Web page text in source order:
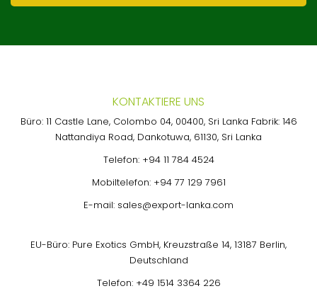
KONTAKTIERE UNS
Büro: 11 Castle Lane, Colombo 04, 00400, Sri Lanka Fabrik: 146
Nattandiya Road, Dankotuwa, 61130, Sri Lanka
Telefon: +94 11 784 4524
Mobiltelefon: +94 77 129 7961
E-mail: sales@export-lanka.com
EU-Büro: Pure Exotics GmbH, Kreuzstraße 14, 13187 Berlin,
Deutschland
Telefon: +49 1514 3364 226